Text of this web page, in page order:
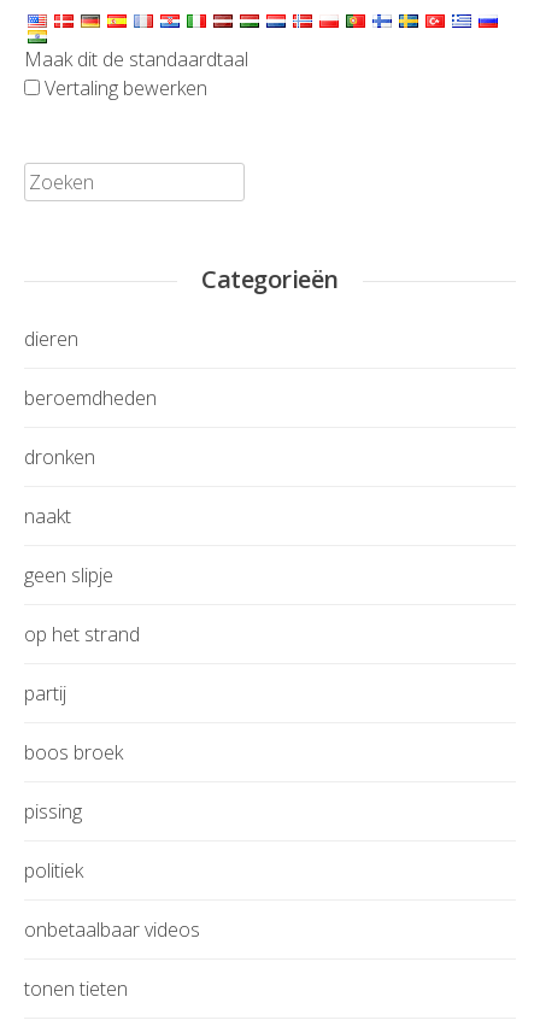
Maak dit de standaardtaal
Vertaling bewerken
Zoeken:
Categorieën
dieren
beroemdheden
dronken
naakt
geen slipje
op het strand
partij
boos broek
pissing
politiek
onbetaalbaar videos
tonen tieten